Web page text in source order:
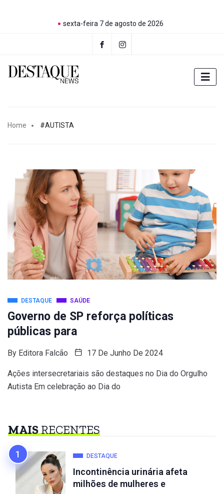
sexta-feira 7 de agosto de 2026
Home #AUTISTA
DESTAQUE SAÚDE
Governo de SP reforça políticas
públicas para
By Editora Falcão 17 De Junho De 2024
Ações intersecretariais são destaques no Dia do Orgulho
Autista Em celebração ao Dia do
MAISRECENTES
DESTAQUE
Incontinência urinária afeta
milhões de mulheres e